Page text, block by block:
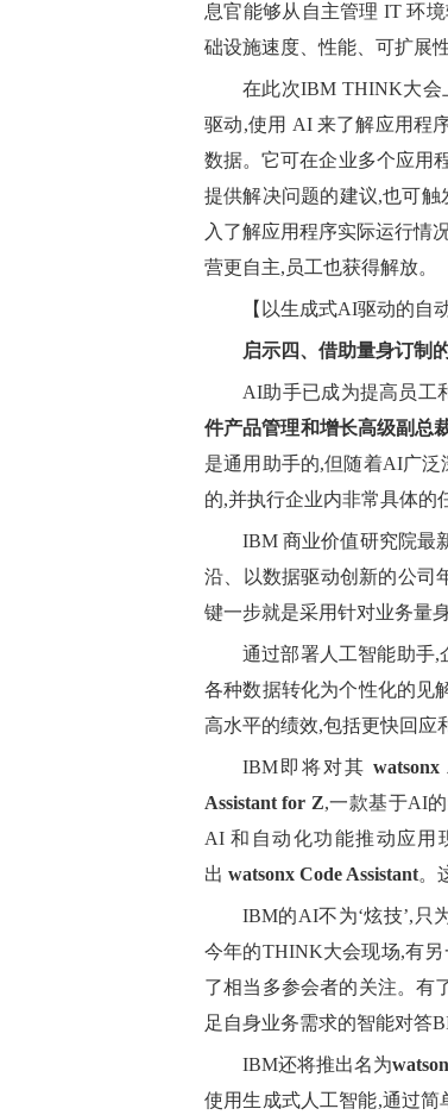
息官能够从自主管理 IT 环
础设施速度、性能、可扩展
在此次IBM THINK大
驱动,使用 AI 来了解应用程
数据。它可在企业多个应用
提供解决问题的建议,也可触
入了解应用程序实际运行情
营更自主,员工也获得解放。
【以生成式AI驱动的自
启示四、借助量身订制
AI助手已成为提高员工
件产品管理和增长高级副总
是通用助手的,但随着AI广泛
的,并执行企业内非常具体的
IBM 商业价值研究院最
沿、以数据驱动创新的公司
键一步就是采用针对业务量
通过部署人工智能助手,
各种数据转化为个性化的见
高水平的绩效,包括更快回应
IBM即将对其watsonx
Assistant for Z,一款基于AI
AI 和自动化功能推动应用
出 watsonx Code Assistant。
IBM的AI不为‘炫技’,只
今年的THINK大会现场,有
了相当多参会者的关注。有
足自身业务需求的智能对答
IBM还将推出名为
使用生成式人工智能,通过